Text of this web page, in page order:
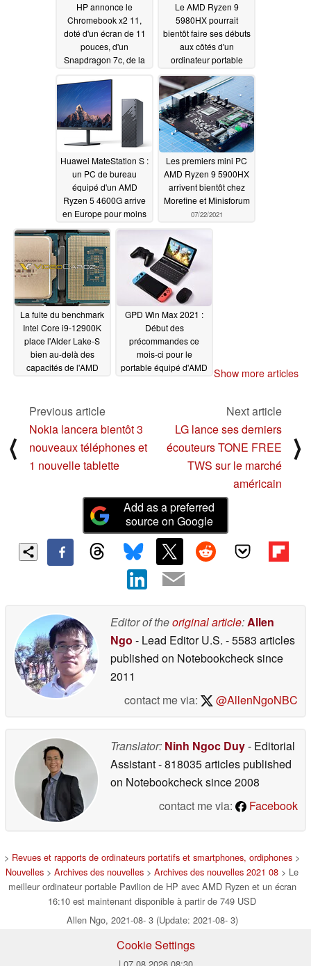
HP annonce le
Chromebook x2 11,
doté d'un écran de 11
pouces, d'un
Snapdragon 7c, de la
autonomie de 11
heures08/11/2021
Le AMD Ryzen 9
5980HX pourrait
bientôt faire ses débuts
aux côtés d'un
ordinateur portable
Asus08/11/2021
Huawei MateStation S :
un PC de bureau
équipé d'un AMD
Ryzen 5 4600G arrive
en Europe pour moins
de 600 €07/23/2021
Les premiers mini PC
AMD Ryzen 9 5900HX
arrivent bientôt chez
Morefine et Minisforum
07/22/2021
La fuite du benchmark
Intel Core i9-12900K
place l'Alder Lake-S
bien au-delà des
capacités de l'AMD
i9-11900K et Core i9-
GPD Win Max 2021 :
Début des
précommandes ce
mois-ci pour le
portable équipé d'AMD Show more articles
⟨
Previous article
Nokia lancera bientôt 3
nouveaux téléphones et
1 nouvelle tablette
Next article
LG lance ses derniers
écouteurs TONE FREE
TWS sur le marché
américain
⟩
Add as a preferred
source on Google
Editor of theoriginal article: Allen
Ngo - Lead Editor U.S. - 5583 articles
published on Notebookchecksince
2011
contact me via:
@AllenNgoNBC
Translator: Ninh Ngoc Duy- Editorial
Assistant- 818035 articles published
on Notebookchecksince 2008
contact me via:
Facebook
> Revues et rapports de ordinateurs portatifs et smartphones, ordiphones >
Nouvelles > Archives des nouvelles > Archives des nouvelles 2021 08 > Le
meilleur ordinateur portable Pavilion de HP avec AMD Ryzen et un écran
16:10 est maintenant disponible à partir de 749 USD
Allen Ngo, 2021-08- 3 (Update: 2021-08- 3)
Cookie Settings
| 07.08.2026 08:30